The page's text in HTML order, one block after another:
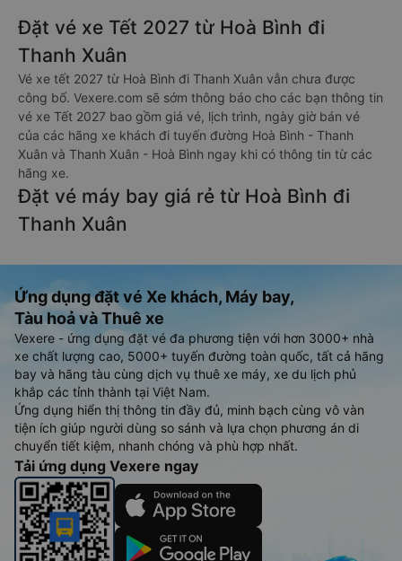
Đặt vé xe Tết 2027 từ Hoà Bình đi
Thanh Xuân
Vé xe tết 2027 từ Hoà Bình đi Thanh Xuân vẫn chưa được
công bố. Vexere.com sẽ sớm thông báo cho các bạn thông tin
vé xe Tết 2027 bao gồm giá vé, lịch trình, ngày giờ bán vé
của các hãng xe khách đi tuyến đường Hoà Bình - Thanh
Xuân và Thanh Xuân - Hoà Bình ngay khi có thông tin từ các
hãng xe.
Đặt vé máy bay giá rẻ từ Hoà Bình đi
Thanh Xuân
Ứng dụng đặt vé Xe khách, Máy bay,
Tàu hoả và Thuê xe
Vexere - ứng dụng đặt vé đa phương tiện với hơn 3000+ nhà
xe chất lượng cao, 5000+ tuyến đường toàn quốc, tất cả hãng
bay và hãng tàu cùng dịch vụ thuê xe máy, xe du lịch phủ
khắp các tỉnh thành tại Việt Nam.
Ứng dụng hiển thị thông tin đầy đủ, minh bạch cùng vô vàn
tiện ích giúp người dùng so sánh và lựa chọn phương án di
chuyển tiết kiệm, nhanh chóng và phù hợp nhất.
Tải ứng dụng Vexere ngay